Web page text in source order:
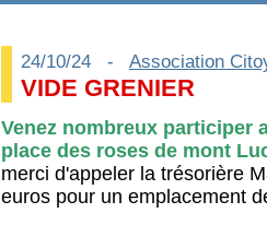
24/10/24 - Association
VIDE GRENIER
Venez nombreux participer
place des roses de mont
merci d'appeler la trésorière
euros pour un emplacement